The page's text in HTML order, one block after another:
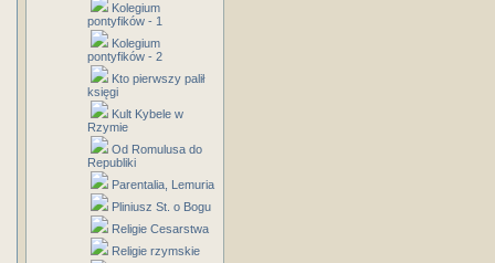
Kolegium
pontyfików - 1
Kolegium
pontyfików - 2
Kto pierwszy palił
księgi
Kult Kybele w
Rzymie
Od Romulusa do
Republiki
Parentalia, Lemuria
Pliniusz St. o Bogu
Religie Cesarstwa
Religie rzymskie